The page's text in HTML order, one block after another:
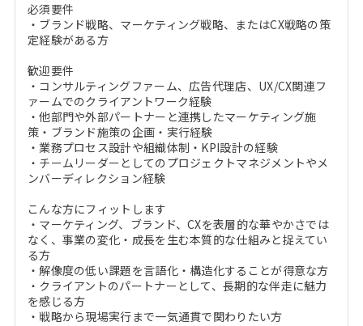
必須要件
・ブランド戦略、マーケティング戦略、またはCX戦略の策
定経験がある方
歓迎要件
・コンサルティングファーム、広告代理店、UX/CX関連フ
ァームでのクライアントワーク経験
・他部門や外部パートナーと連携したマーケティング施
策・ブランド施策の企画・実行経験
・業務プロセス設計や組織体制・KPI設計の経験
・チームリーダーとしてのプロジェクトマネジメントやメ
ンバーディレクション経験
こんな方にフィットします
・マーケティング、ブランド、CXを表層的な華やかさでは
なく、事業の変化・成長を生む本質的な仕組みと捉えてい
る方
・解像度の低い課題を言語化・構造化することが得意な方
・クライアントのパートナーとして、長期的な伴走に魅力
を感じる方
・戦略から現場実行まで一気通貫で関わりたい方